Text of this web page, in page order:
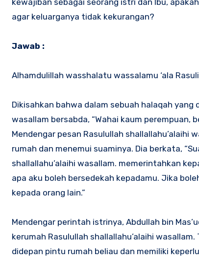
agar keluarganya tidak kekurangan?
Jawab :
Alhamdulillah wasshalatu wassalamu ‘ala
Dikisahkan bahwa dalam sebuah halaqah yang
wasallam bersabda, “Wahai kaum perempuan,
Mendengar pesan Rasulullah shallallahu’alaihi
rumah dan menemui suaminya. Dia berkata,
shallallahu’alaihi wasallam. memerintahkan
apa aku boleh bersedekah kepadamu. Jika
kepada orang lain.”
Mendengar perintah istrinya, Abdullah bin
kerumah Rasulullah shallallahu’alaihi
didepan pintu rumah beliau dan memiliki